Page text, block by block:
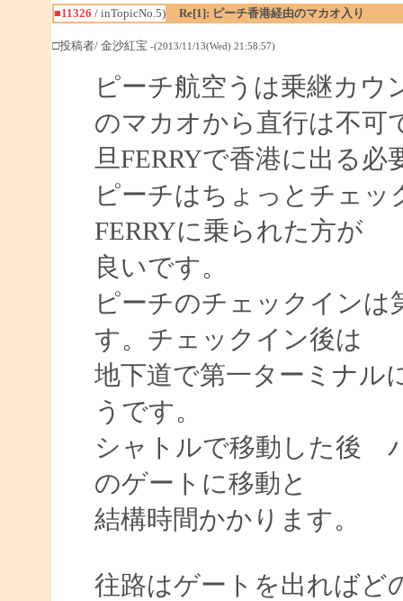
■11326 / inTopicNo.5) Re[1]: ピーチ香港経由のマカオ入り
□投稿者/ 金沙紅宝 -(2013/11/13(Wed) 21:58:57)
ピーチ航空うは乗継カ
のマカオから直行は不可
旦FERRYで香港に出る必
ピーチはちょっとチェ
FERRYに乗られた方が
良いです。
ピーチのチェックインは
す。チェックイン後は
地下道で第一ターミナル
うです。
シャトルで移動した後
のゲートに移動と
結構時間かかります。
往路はゲートを出ればど